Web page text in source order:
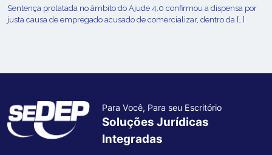
Sentença prolatada no âmbito do Ajude 4.0 confirmou a dispensa por
justa causa de empregado acusado de comercializar, dentro da […]
Para Você, Para seu Escritório
Soluções Jurídicas
Integradas